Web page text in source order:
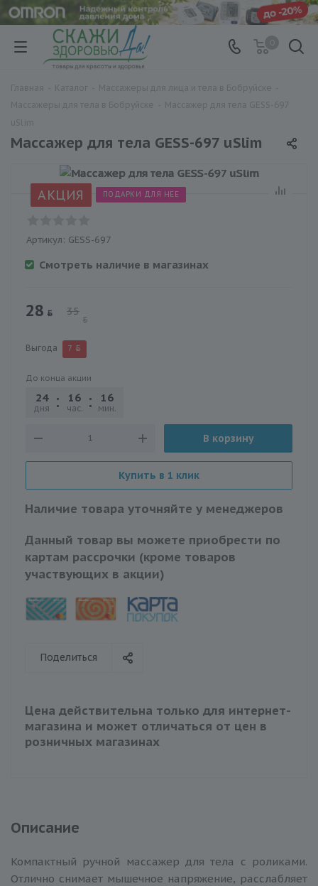
Массажер для тела GESS-697 uSlim
АКЦИЯ ПОДАРКИ ДЛЯ НЕЕ
Артикул: GESS-697
Смотреть наличие в магазинах
28 35
Выгода 7
До конца акции
24
дня
16
час.
16
мин.
В корзину
Купить в 1 клик
Наличие товара уточняйте у менеджеров
Данный товар вы можете приобрести по
картам рассрочки (кроме товаров
участвующих в акции)
Поделиться
Цена действительна только для интернет-
магазина и может отличаться от цен в
розничных магазинах
Описание
Компактный ручной массажер для тела с роликами.
Отлично снимает мышечное напряжение, расслабляет